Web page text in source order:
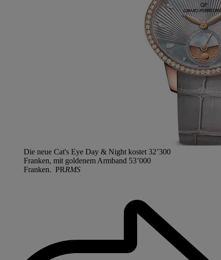
Die neue Cat's Eye Day & Night kostet 32’300
Franken, mit goldenem Armband 53’000
Franken. PRRMS